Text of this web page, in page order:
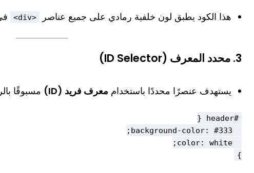
هذا الكود يطبق لون خلفية رمادي على جميع عناصر <div>
3. محدد المعرف (ID Selector)
يستهدف عنصرًا محددًا باستخدام معرف فريد (ID) مسبوقًا
}